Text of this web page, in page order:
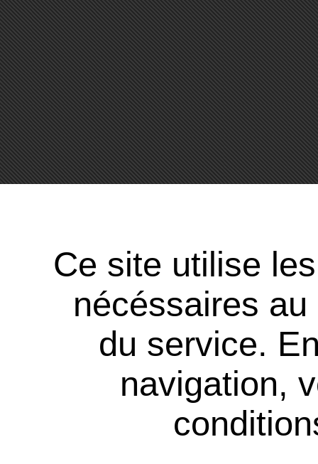
Ce site utilise
nécéssaires
du service.
navigation,